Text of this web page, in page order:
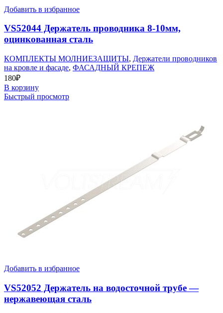
Добавить в избранное
VS52044 Держатель проводника 8-10мм,
оцинкованная сталь
КОМПЛЕКТЫ МОЛНИЕЗАЩИТЫ, Держатели проводников
на кровле и фасаде, ФАСАДНЫЙ КРЕПЕЖ
180₽
В корзину
Быстрый просмотр
Добавить в избранное
VS52052 Держатель на водосточной трубе —
нержавеющая сталь